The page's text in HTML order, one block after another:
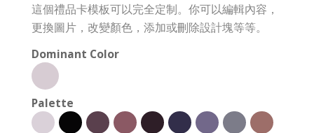
這個禮品卡模板可以完全定制。你可以編輯內容，
更換圖片，改變顏色，添加或刪除設計塊等等。
Dominant Color
Palette